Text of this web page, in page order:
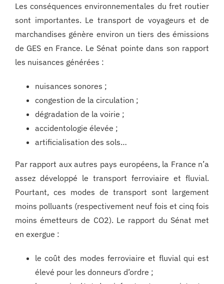
Les conséquences environnementales du fret routier
sont importantes. Le transport de voyageurs et de
marchandises génère environ un tiers des émissions
de GES en France. Le Sénat pointe dans son rapport
les nuisances générées :
nuisances sonores ;
congestion de la circulation ;
dégradation de la voirie ;
accidentologie élevée ;
artificialisation des sols…
Par rapport aux autres pays européens, la France n’a
assez développé le transport ferroviaire et fluvial.
Pourtant, ces modes de transport sont largement
moins polluants (respectivement neuf fois et cinq fois
moins émetteurs de CO2). Le rapport du Sénat met
en exergue :
le coût des modes ferroviaire et fluvial qui est
élevé pour les donneurs d’ordre ;